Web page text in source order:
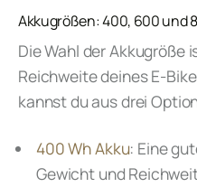
Akkugrößen: 400, 600 und
Die Wahl der Akkugröße
Reichweite deines E-
kannst du aus drei
400 Wh Akku: Eine
Gewicht und